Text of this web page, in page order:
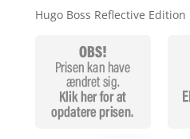
ud af 5
kundebedø
mmelser
Hugo Boss Reflective